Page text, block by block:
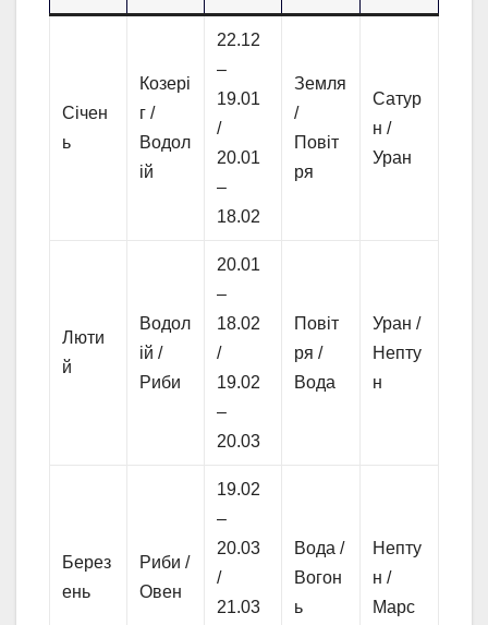
Січен
ь
Козері
г /
Водол
ій
22.12
–
19.01
/
20.01
–
18.02
Земля
/
Повіт
ря
Сатур
н /
Уран
Люти
й
Водол
ій /
Риби
20.01
–
18.02
/
19.02
–
20.03
Повіт
ря /
Вода
Уран /
Непту
н
Берез
ень
Риби /
Овен
19.02
–
20.03
/
21.03
Вода /
Вогон
ь
Непту
н /
Марс